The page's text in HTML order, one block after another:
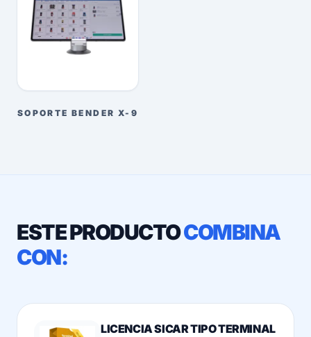
SOPORTE BENDER X-9
ESTE PRODUCTOCOMBINA
CON:
LICENCIA SICAR TIPO TERMINAL